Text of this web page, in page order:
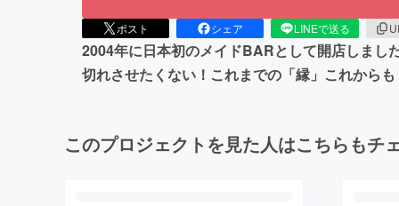
ポスト シェア LINEで送る
2004年に日本初のメイドBARとして開店しまし
切れさせたくない！これまでの「縁」これから
このプロジェクトを見た人はこちらもチ